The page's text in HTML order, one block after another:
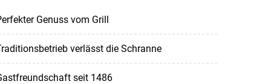
Genuss vom Grill
verlässt die Schranne
seit 1486